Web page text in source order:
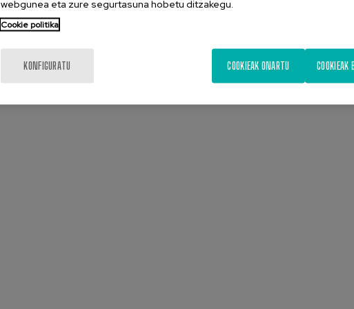
webgunea eta zure segurtasuna hobetu ditzakegu.
Cookie politika
KONFIGURATU COOKIEAK
COOKIEAK ONARTU